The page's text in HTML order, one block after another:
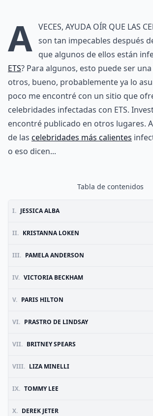
A veces, ayuda oír que las
son tan impecables después
que algunos de ellos están
ETS? Para algunos, esto puede ser
otros, bueno, probablemente ya lo
poco me encontré con un sitio que
celebridades infectadas con ETS.
encontré publicado en otros lugares.
de las celebridades más calientes
o eso dicen...
Tabla de contenidos
I. JESSICA ALBA
II. KRISTANNA LOKEN
III. PAMELA ANDERSON
IV. VICTORIA BECKHAM
V. PARIS HILTON
VI. PRASTRO DE LINDSAY
VII. BRITNEY SPEARS
VIII. LIZA MINELLI
IX. TOMMY LEE
X. DEREK JETER